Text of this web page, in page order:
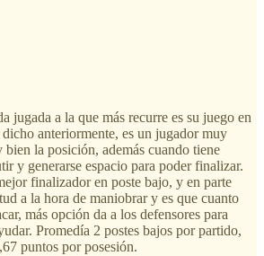
jugada a la que más recurre es su juego en
anteriormente, es un jugador muy
bien la posición, además cuando tiene
y generarse espacio para poder finalizar.
finalizador en poste bajo, y en parte
a la hora de maniobrar y es que cuanto
más opción da a los defensores para
Promedía 2 postes bajos por partido,
puntos por posesión.